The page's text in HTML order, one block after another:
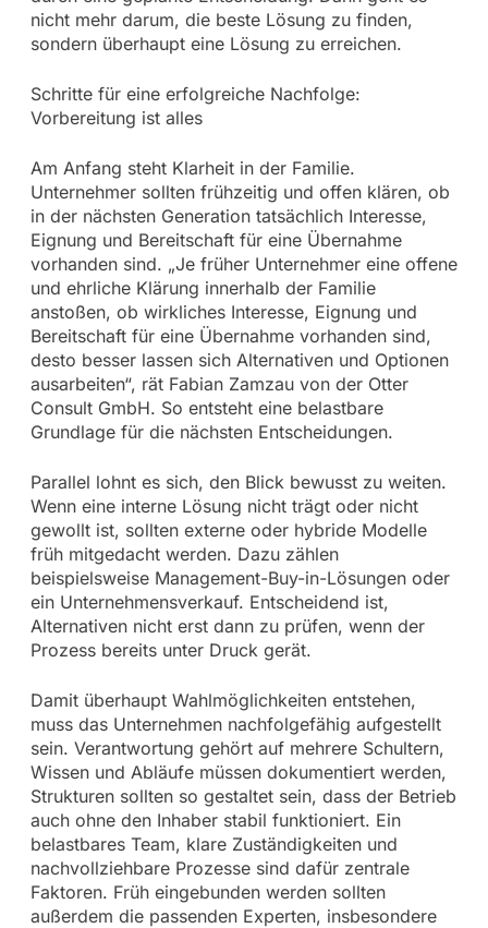
nicht mehr darum, die beste Lösung zu finden,
sondern überhaupt eine Lösung zu erreichen.
Schritte für eine erfolgreiche Nachfolge:
Vorbereitung ist alles
Am Anfang steht Klarheit in der Familie.
Unternehmer sollten frühzeitig und offen klären, ob
in der nächsten Generation tatsächlich Interesse,
Eignung und Bereitschaft für eine Übernahme
vorhanden sind. „Je früher Unternehmer eine offene
und ehrliche Klärung innerhalb der Familie
anstoßen, ob wirkliches Interesse, Eignung und
Bereitschaft für eine Übernahme vorhanden sind,
desto besser lassen sich Alternativen und Optionen
ausarbeiten“, rät Fabian Zamzau von der Otter
Consult GmbH. So entsteht eine belastbare
Grundlage für die nächsten Entscheidungen.
Parallel lohnt es sich, den Blick bewusst zu weiten.
Wenn eine interne Lösung nicht trägt oder nicht
gewollt ist, sollten externe oder hybride Modelle
früh mitgedacht werden. Dazu zählen
beispielsweise Management-Buy-in-Lösungen oder
ein Unternehmensverkauf. Entscheidend ist,
Alternativen nicht erst dann zu prüfen, wenn der
Prozess bereits unter Druck gerät.
Damit überhaupt Wahlmöglichkeiten entstehen,
muss das Unternehmen nachfolgefähig aufgestellt
sein. Verantwortung gehört auf mehrere Schultern,
Wissen und Abläufe müssen dokumentiert werden,
Strukturen sollten so gestaltet sein, dass der Betrieb
auch ohne den Inhaber stabil funktioniert. Ein
belastbares Team, klare Zuständigkeiten und
nachvollziehbare Prozesse sind dafür zentrale
Faktoren. Früh eingebunden werden sollten
außerdem die passenden Experten, insbesondere